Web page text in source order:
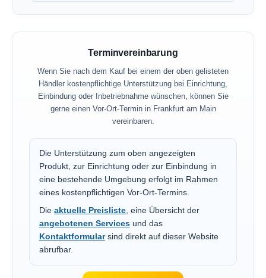
Terminvereinbarung
Wenn Sie nach dem Kauf bei einem der oben gelisteten
Händler kostenpflichtige Unterstützung bei Einrichtung,
Einbindung oder Inbetriebnahme wünschen, können Sie
gerne einen Vor-Ort-Termin in Frankfurt am Main
vereinbaren.
Die Unterstützung zum oben angezeigten
Produkt, zur Einrichtung oder zur Einbindung in
eine bestehende Umgebung erfolgt im Rahmen
eines kostenpflichtigen Vor-Ort-Termins.
Die aktuelle Preisliste, eine Übersicht der
angebotenen Services und das
Kontaktformularsind direkt auf dieser Website
abrufbar.